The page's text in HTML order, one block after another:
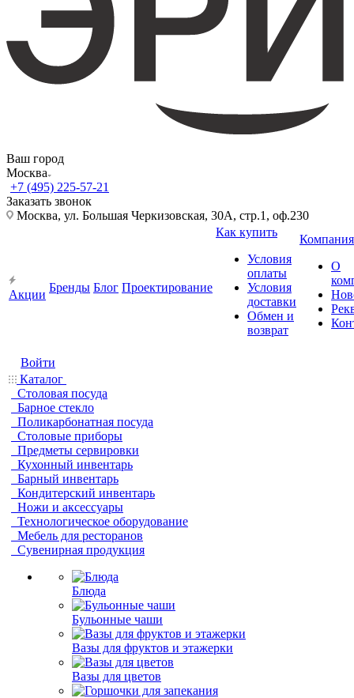
Ваш город
Москва
+7 (495) 225-57-21
Заказать звонок
Москва, ул. Большая Черкизовская, 30А, стр.1, оф.230
Акции
Бренды Блог Проектирование
Как купить
Условия
оплаты
Условия
доставки
Обмен и
возврат
Компания
О
Войти
Каталог
Столовая посуда
Барное стекло
Поликарбонатная посуда
Столовые приборы
Предметы сервировки
Кухонный инвентарь
Барный инвентарь
Кондитерский инвентарь
Ножи и аксессуары
Технологическое оборудование
Мебель для ресторанов
Сувенирная продукция
Блюда
Бульонные чаши
Вазы для фруктов и этажерки
Вазы для цветов